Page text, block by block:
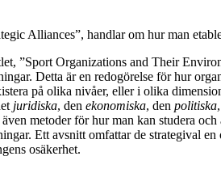
Alliances”, handlar om hur man
”Sport Organizations and Their
Detta är en redogörelse för hur
på olika nivåer, eller i olika
juridiska, den ekonomiska, den politiska
metoder för hur man kan studera och
Ett avsnitt omfattar de strategival
osäkerhet.